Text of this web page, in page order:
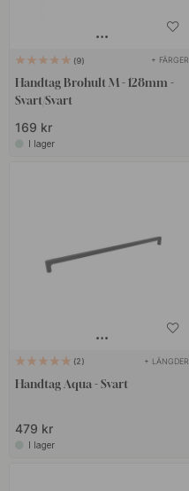
9 + FÄRGER
Handtag Brohult M - 128mm -
Svart/Svart
169 kr
I lager
2 + LÄNGDER
Handtag Aqua - Svart
479 kr
I lager